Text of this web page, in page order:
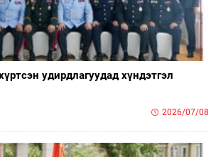
удирдлагуудад хүндэтгэл
2026/07/08